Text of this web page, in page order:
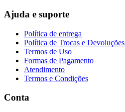
Ajuda e suporte
Política de entrega
Política de Trocas e Devoluções
Termos de Uso
Formas de Pagamento
Atendimento
Termos e Condições
Conta